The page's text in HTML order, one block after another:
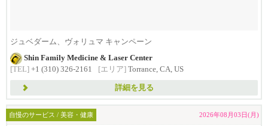
ジュベダーム、ヴォリュマ キャンペーン
Shin Family Medicine & Laser Center
[TEL] +1 (310) 326-2161 [エリア] Torrance, CA, US
詳細を見る
自慢のサービス / 美容・健康 2026年08月03日(月)